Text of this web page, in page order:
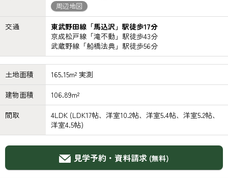
周辺地図
交通
東武野田線「馬込沢」駅徒歩17分
京成松戸線「滝不動」駅徒歩43分
武蔵野線「船橋法典」駅徒歩56分
土地面積
165.15m² 実測
建物面積
106.89m²
間取
4LDK (LDK17帖、洋室10.2帖、洋室5.4帖、洋室5.2帖、
洋室4.5帖)
見学予約・資料請求 (無料)